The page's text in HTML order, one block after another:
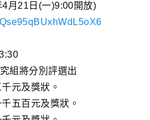
月21日(一)9:00開放)
組將分別評選出
元及獎狀。
五百元及獎狀。